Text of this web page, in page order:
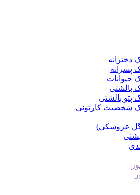
دخترانه
پسرانه
حیوانات
بالشتی
پتو بالشتی
شخصیت کارتونی
عروسکی)